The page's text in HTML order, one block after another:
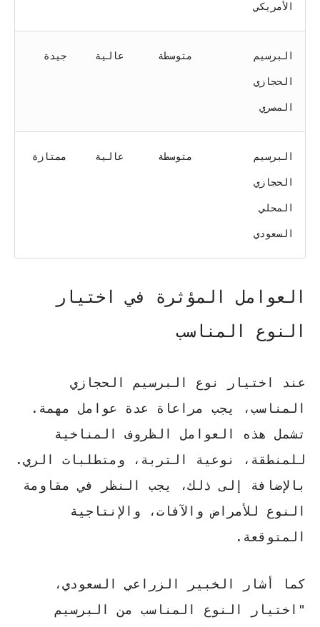
الأمريكي
البرسيم
الحجازي
المصري
متوسطة عالية جيدة
البرسيم
الحجازي
المحلي
السعودي
متوسطة عالية ممتازة
العوامل المؤثرة في اختيار
النوع المناسب
عند اختيار نوع البرسيم الحجازي
المناسب، يجب مراعاة عدة عوامل مهمة.
تشمل هذه العوامل الظروف المناخية
للمنطقة، نوعية التربة، ومتطلبات الري.
بالإضافة إلى ذلك، يجب النظر في مقاومة
النوع للأمراض والآفات، والإنتاجية
المتوقعة.
كما أشار الخبير الزراعي السعودي،
"اختيار النوع المناسب من البرسيم